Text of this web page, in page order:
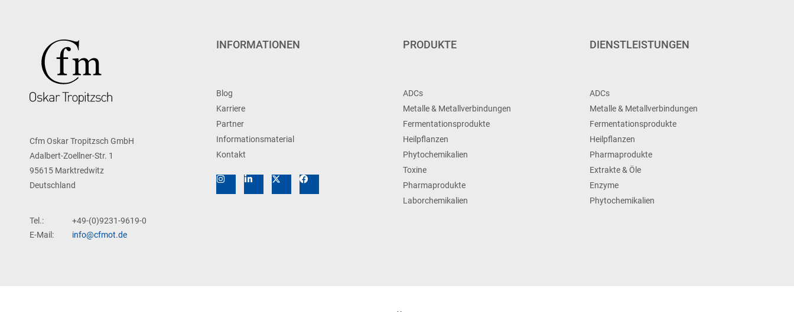
Cfm Oskar Tropitzsch GmbH
Adalbert-Zoellner-Str. 1
95615 Marktredwitz
Deutschland
Tel.:
+49-(0)9231-9619-0
E-Mail:
info@cfmot.de
INFORMATIONEN
Blog
Karriere
Partner
Informationsmaterial
Kontakt
PRODUKTE
ADCs
Metalle & Metallverbindungen
Fermentationsprodukte
Heilpflanzen
Phytochemikalien
Toxine
Pharmaprodukte
Laborchemikalien
DIENSTLEISTUNGEN
ADCs
Metalle & Metallverbindungen
Fermentationsprodukte
Heilpflanzen
Pharmaprodukte
Extrakte & Öle
Enzyme
Phytochemikalien